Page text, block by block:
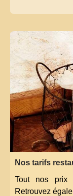
Nos tarifs
Tout nos prix
Retrouvez